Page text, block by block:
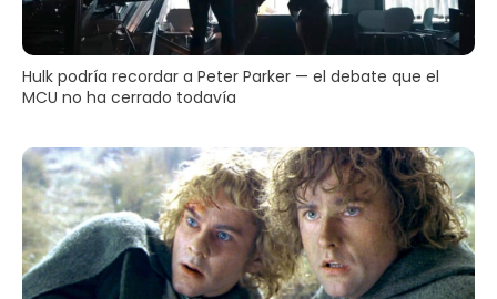
Hulk podría recordar a Peter Parker — el debate que el
MCU no ha cerrado todavía